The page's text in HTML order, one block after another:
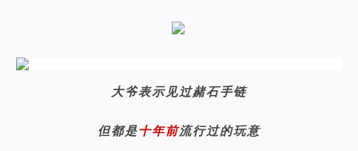
大爷表示见过赭石手链
但都是十年前流行过的玩意